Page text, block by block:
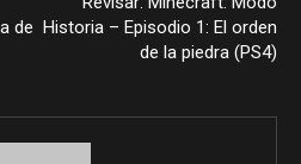
de Historia – Episodio 1: El orden
de la piedra (PS4)